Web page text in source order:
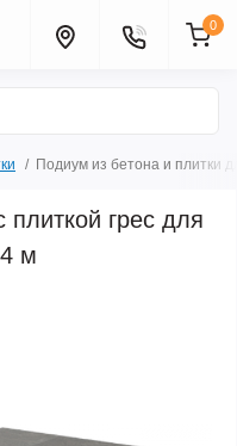
0
Подиум из бетона и плитки
грес для
м